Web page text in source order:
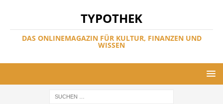
TYPOTHEK
DAS ONLINEMAGAZIN FÜR KULTUR, FINANZEN UND
WISSEN